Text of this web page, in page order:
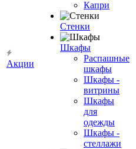
Акции
Капри
Стенки
Шкафы
Распашные
шкафы
Шкафы -
витрины
Шкафы
для
одежды
Шкафы -
стеллажи